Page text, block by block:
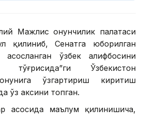
Мажлис Қонунчилик палатаси
қилиниб, Сенатга юборилган
асосланган ўзбек алифбосини
Ўзбекистон
ўзгартириш киритиш
ўз аксини топган.
асосида маълум қилинишича,